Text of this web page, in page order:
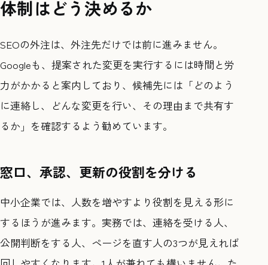
体制はどう決めるか
SEOの外注は、外注先だけでは前に進みません。
Googleも、提案された変更を実行するには時間と労
力がかかると案内しており、候補先には「どのよう
に連絡し、どんな変更を行い、その理由まで共有す
るか」を確認するよう勧めています。
窓口、承認、更新の役割を分ける
中小企業では、人数を増やすより役割を見える形に
するほうが進みます。実務では、連絡を受ける人、
公開判断をする人、ページを直す人の3つが見えれば